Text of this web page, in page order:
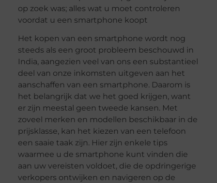
op zoek was; alles wat u moet controleren
voordat u een smartphone koopt
Het kopen van een smartphone wordt nog
steeds als een groot probleem beschouwd in
India, aangezien veel van ons een substantieel
deel van onze inkomsten uitgeven aan het
aanschaffen van een smartphone. Daarom is
het belangrijk dat we het goed krijgen, want
er zijn meestal geen tweede kansen. Met
zoveel merken en modellen beschikbaar in de
prijsklasse, kan het kiezen van een telefoon
een saaie taak zijn. Hier zijn enkele tips
waarmee u de smartphone kunt vinden die
aan uw vereisten voldoet, die de opdringerige
verkopers ontwijken en navigeren op de